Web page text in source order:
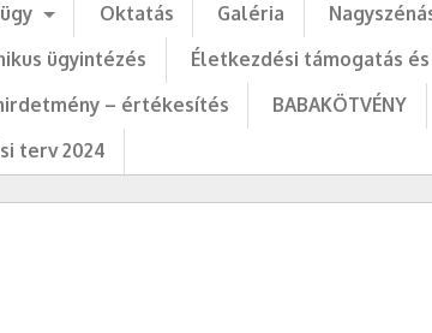
Oktatás Galéria
ügyintézés Életkezdési támogatás
– értékesítés BABAKÖTVÉNY
terv 2024